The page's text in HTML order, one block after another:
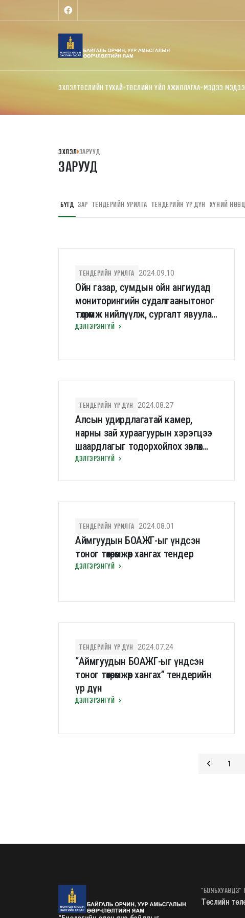
ЭХЛЭЛТӨСЛИЙН ТУХАЙ ТӨСЛИЙН ҮЙЛ АЖИЛЛАГАА МЭДЭЭ
ЭХЛЭЛ ЗАРУУД
ЗАРУУД
БҮГД ЗАР ТЕНДЕРИЙН УРИЛГА ТЕНДЕРИЙН ҮР ДҮН ХҮНИЙ
ТЕНДЕРИЙН УРИЛГА 2024.09.10
Ойн газар, сумдын ойн ангиудад
мониторингийн судалгаанытоног
төхөөрөмж нийлүүлж, сургалт явуулах
тендерийн урилга
ДЭЛГЭРЭНГҮЙ
ТЕНДЕРИЙН ҮР ДҮН 2024.08.27
Алсын удирдлагатай камер,
нарны зай хураагуурын хэрэгцээ
шаардлагыг тодорхойлох зөвлөх
үйлчилгээний тендерийн үр дүн
ДЭЛГЭРЭНГҮЙ
ТЕНДЕРИЙН УРИЛГА 2024.08.01
Аймгуудын БОАЖГ-ыг үндсэн
тоног төхөөрөмжөөр хангах тендер
ДЭЛГЭРЭНГҮЙ
ТЕНДЕРИЙН ҮР ДҮН 2024.07.24
“Аймгуудын БОАЖГ-ыг үндсэн
тоног төхөөрөмжөөр хангах” тендерийн
үр дүн
ДЭЛГЭРЭНГҮЙ
1
"БОЯБХУАӨДЗ"
Төслийн